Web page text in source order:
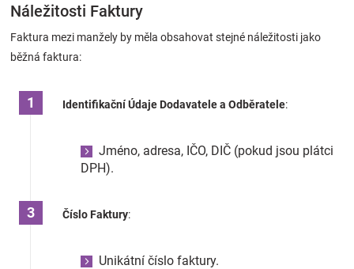
Náležitosti Faktury
Faktura mezi manžely by měla obsahovat stejné náležitosti jako
běžná faktura:
Identifikační Údaje Dodavatele a Odběratele:
Jméno, adresa, IČO, DIČ (pokud jsou plátci
DPH).
Číslo Faktury:
Unikátní číslo faktury.